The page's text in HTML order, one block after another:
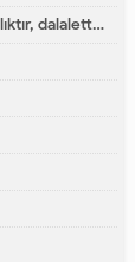
Mehmet Kırkıncı: Sünnetsiz Kur’an anlayışı hastalıktır, dalalettir!